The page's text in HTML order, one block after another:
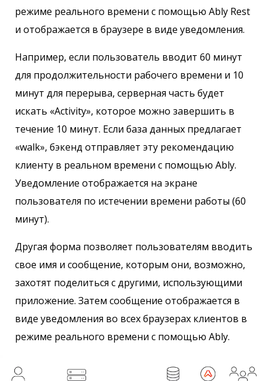
режиме реального времени с помощью Ably Rest
и отображается в браузере в виде уведомления.
Например, если пользователь вводит 60 минут
для продолжительности рабочего времени и 10
минут для перерыва, серверная часть будет
искать «Activity», которое можно завершить в
течение 10 минут. Если база данных предлагает
«walk», бэкенд отправляет эту рекомендацию
клиенту в реальном времени с помощью Ably.
Уведомление отображается на экране
пользователя по истечении времени работы (60
минут).
Другая форма позволяет пользователям вводить
свое имя и сообщение, которым они, возможно,
захотят поделиться с другими, использующими
приложение. Затем сообщение отображается в
виде уведомления во всех браузерах клиентов в
режиме реального времени с помощью Ably.